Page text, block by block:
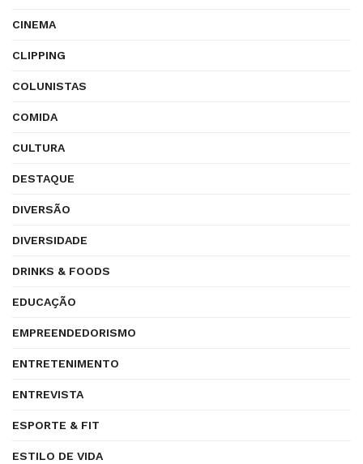
CINEMA
CLIPPING
COLUNISTAS
COMIDA
CULTURA
DESTAQUE
DIVERSÃO
DIVERSIDADE
DRINKS & FOODS
EDUCAÇÃO
EMPREENDEDORISMO
ENTRETENIMENTO
ENTREVISTA
ESPORTE & FIT
ESTILO DE VIDA